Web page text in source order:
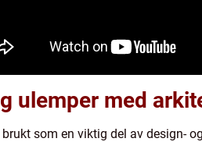
ulemper med
som en viktig del av design-